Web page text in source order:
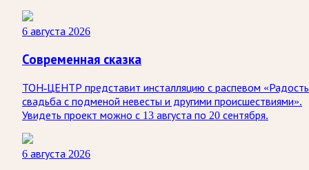
6 августа 2026
Современная сказка
ТОН-ЦЕНТР представит инсталляцию с распевом
свадьба с подменой невесты и другими происшествиями».
Увидеть проект можно с 13 августа по 20 сентября.
6 августа 2026